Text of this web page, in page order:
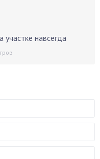
участке навсегда